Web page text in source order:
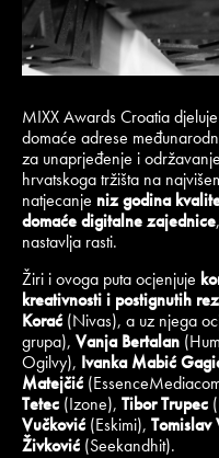
MIXX Awards Croatia
domaće adrese
za unaprjeđenje i
hrvatskoga tržišta na
natjecanje niz godina
domaće digitalne zajednice
nastavlja rasti.
Žiri i ovoga puta ocjenjuje
kreativnosti i postignutih
Korać (Nivas), a uz njega
grupa), Vanja Bertalan
Ogilvy), Ivanka Mabić
Matejčić
Tetec (Izone), Tibor Trupec
Vučković (Eskimi), Tomislav
Živković (Seekandhit).